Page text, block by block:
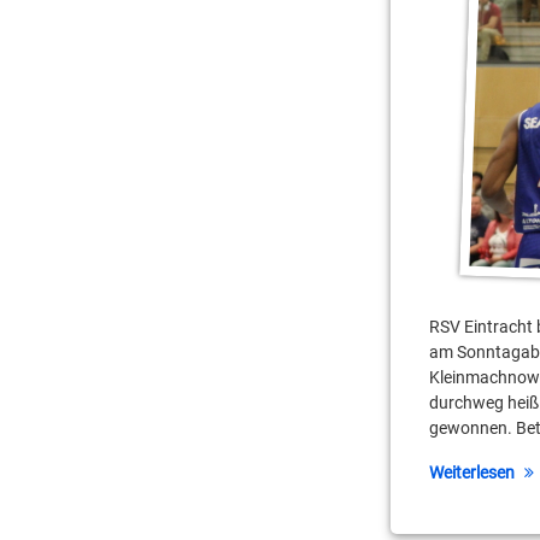
Thomas Schoeps
Travis Smith
RSV Eintracht
am
durchweg
gewonnen.
Weiterlesen
Robin Jorch
Stahnsdorf
Thomas Schoeps
Travis Smith